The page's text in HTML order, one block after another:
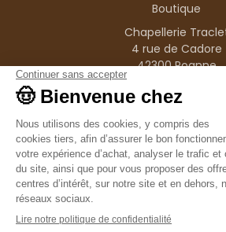
Boutique
Chapellerie
4 rue de Cadore
42300 Roanne
Produits
Nos marques